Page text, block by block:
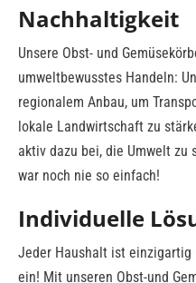
Nachhaltigkeit
Unsere Obst- und
umweltbewusstes Handeln:
regionalem Anbau, um
lokale Landwirtschaft zu
aktiv dazu bei, die Umwelt zu
war noch nie so einfach!
Individuelle
Jeder Haushalt ist
ein! Mit unseren Obst-und